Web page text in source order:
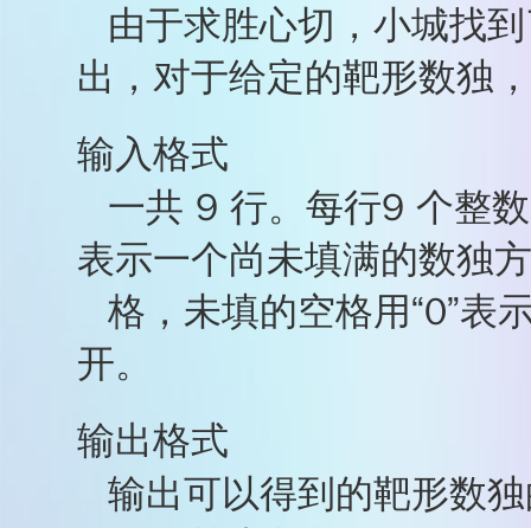
由于求胜心切，小城找
出，对于给定的靶形数独
输入格式
一共 9 行。每行9 个整
表示一个尚未填满的数独方
格，未填的空格用“0”表
开。
输出格式
输出可以得到的靶形数